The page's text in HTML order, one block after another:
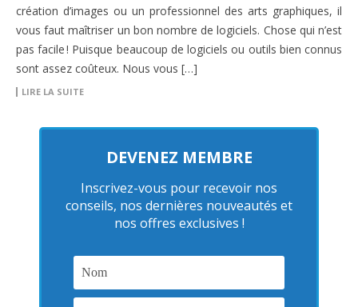
création d’images ou un professionnel des arts graphiques, il
vous faut maîtriser un bon nombre de logiciels. Chose qui n’est
pas facile ! Puisque beaucoup de logiciels ou outils bien connus
sont assez coûteux. Nous vous […]
LIRE LA SUITE
DEVENEZ MEMBRE
Inscrivez-vous pour recevoir nos
conseils, nos dernières nouveautés et
nos offres exclusives !